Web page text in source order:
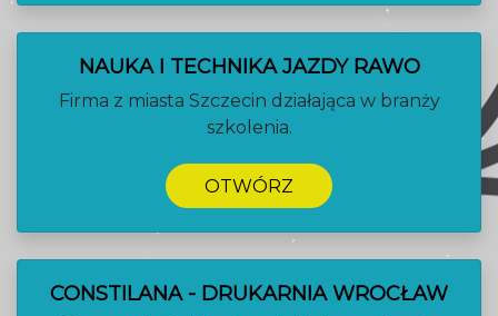
NAUKA I TECHNIKA JAZDY RAWO
Firma z miasta Szczecin działająca w branży
szkolenia.
OTWÓRZ
CONSTILANA - DRUKARNIA WROCŁAW